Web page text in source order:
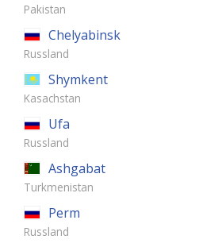
Pakistan
Chelyabinsk
Russland
Shymkent
Kasachstan
Ufa
Russland
Ashgabat
Turkmenistan
Perm
Russland